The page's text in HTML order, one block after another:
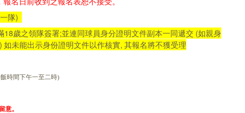
名日前收到之報名表恕不接受。
隊)
18歲之領隊簽署;並連同球員身分證明文件副本一同遞交 (如親身
如未能出示身份證明文件以作核實, 其報名將不獲受理
時間下午一至二時)
意。